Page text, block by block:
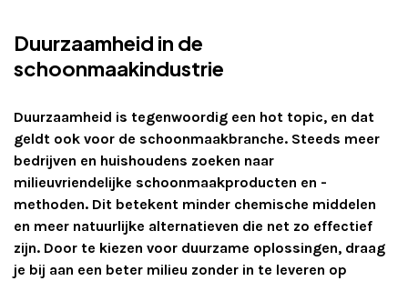
Duurzaamheid in de
schoonmaakindustrie
Duurzaamheid is tegenwoordig een hot topic, en dat
geldt ook voor de schoonmaakbranche. Steeds meer
bedrijven en huishoudens zoeken naar
milieuvriendelijke schoonmaakproducten en -
methoden. Dit betekent minder chemische middelen
en meer natuurlijke alternatieven die net zo effectief
zijn. Door te kiezen voor duurzame oplossingen, draag
je bij aan een beter milieu zonder in te leveren op